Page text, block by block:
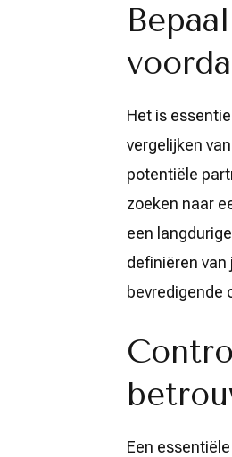
Het is
vergelijken
potentiële
zoeken naar
een
definiëren van
bevredigende
Een